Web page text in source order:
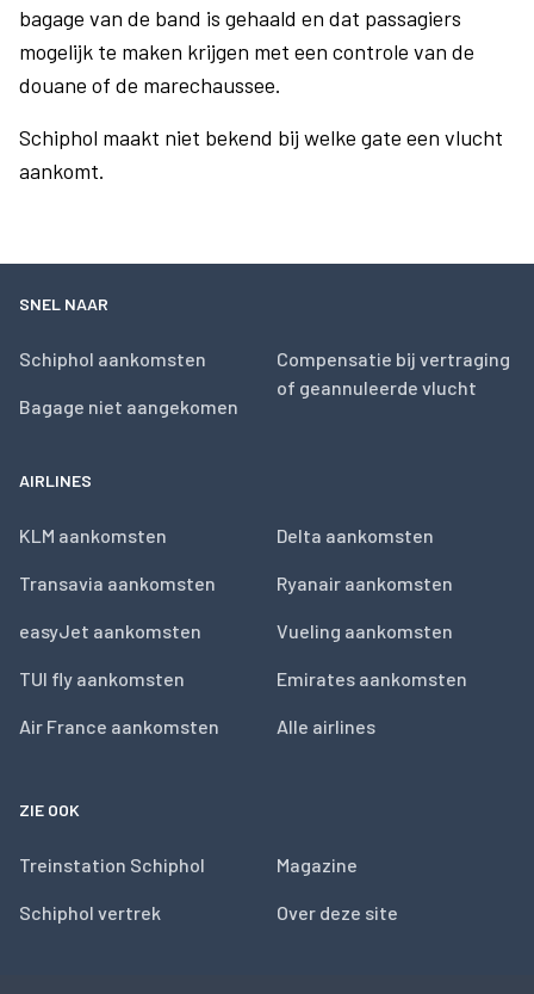
bagage van de band is gehaald en dat passagiers
mogelijk te maken krijgen met een controle van de
douane of de marechaussee.
Schiphol maakt niet bekend bij welke gate een vlucht
aankomt.
SNEL NAAR
Schiphol aankomsten
Bagage niet aangekomen
Compensatie bij vertraging
of geannuleerde vlucht
AIRLINES
KLM aankomsten
Transavia aankomsten
easyJet aankomsten
TUI fly aankomsten
Air France aankomsten
Delta aankomsten
Ryanair aankomsten
Vueling aankomsten
Emirates aankomsten
Alle airlines
ZIE OOK
Treinstation Schiphol
Schiphol vertrek
Magazine
Over deze site